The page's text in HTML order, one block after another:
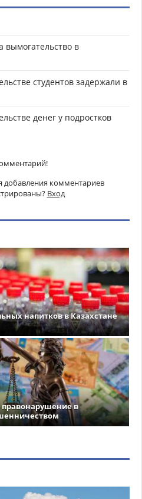
вымогательство в
студентов задержали в
денег у подростков
добавления комментариев
Вход
напитков в Казахстане
правонарушение в